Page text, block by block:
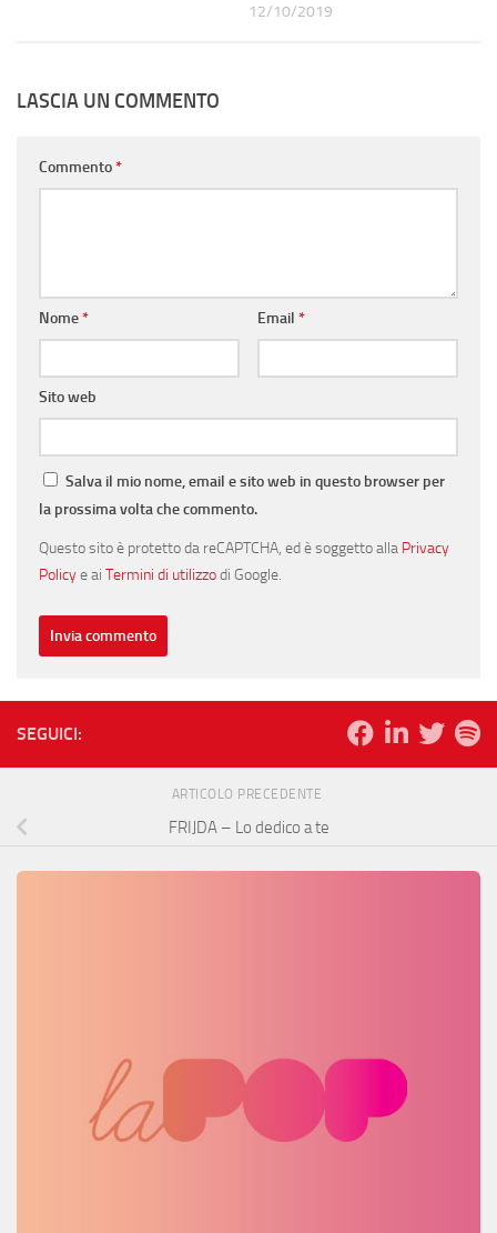
12/10/2019
LASCIA UN COMMENTO
Commento*
Nome* Email *
Sito web
Salva il mio nome, email e sito web in questo browser per
la prossima volta che commento.
Questo sito è protetto da reCAPTCHA, ed è soggetto alla Privacy
Policye ai Termini di utilizzodi Google.
SEGUICI:
ARTICOLO PRECEDENTE
FRIJDA – Lo dedico a te